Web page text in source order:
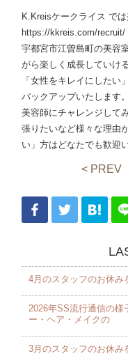
K.Kreisケークライス で
https://kkreis.com/recruit/
宇都宮市江曽島町の美容
がら楽しく成長していけ
「女性をキレイにしたい
バックアップいたします。
美容師にチャレンジして
張りたいなど様々な理由
い」方はどなたでも歓迎
< PREV
4月のスタッフのお休み
2026年SS流行通信の
ー・ヘア・メイクの
3月のスタッフのお休み